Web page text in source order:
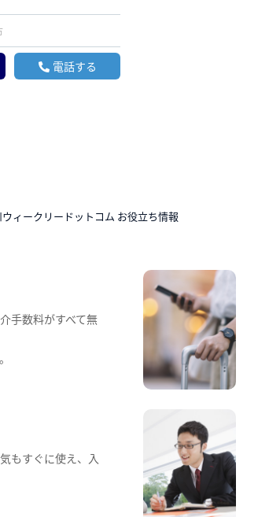
電話する
ィークリードットコム お役立ち情報
手数料がすべて無
もすぐに使え、入